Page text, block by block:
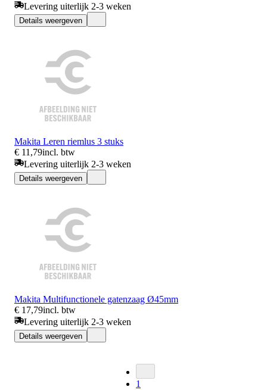
Levering uiterlijk 2-3 weken
Details weergeven
Makita Leren riemlus 3 stuks
€ 11,79incl. btw
Levering uiterlijk 2-3 weken
Details weergeven
Makita Multifunctionele gatenzaag Ø45mm
€ 17,79incl. btw
Levering uiterlijk 2-3 weken
Details weergeven
1